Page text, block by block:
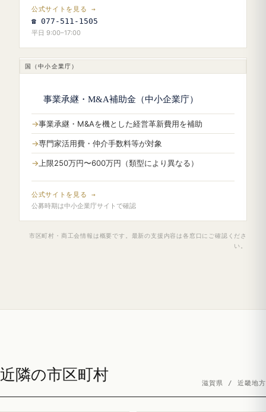
公式サイトを見る →
☎ 077-511-1505
平日 9:00–17:00
国（中小企業庁）
事業承継・M&A補助金（中小企業庁）
事業承継・M&Aを機とした経営革新費用を補助
専門家活用費・仲介手数料等が対象
上限250万円〜600万円（類型により異なる）
公式サイトを見る →
公募時期は中小企業庁サイトで確認
市区町村・商工会情報は概要です。最新の支援内容は各窓口にご確認くださ
い。
近隣の市区町村 滋賀県 / 近畿地方